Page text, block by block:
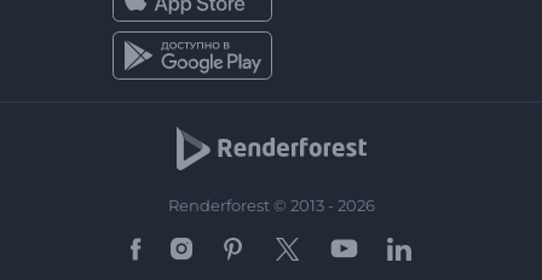
Renderforest © 2013 - 2026